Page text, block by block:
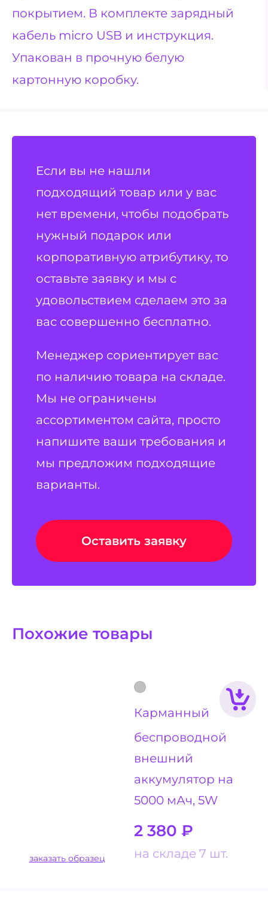
покрытием. В комплекте зарядный
кабель micro USB и инструкция.
Упакован в прочную белую
картонную коробку.
Если вы не нашли
подходящий товар или у вас
нет времени, чтобы подобрать
нужный подарок или
корпоративную атрибутику, то
оставьте заявку и мы с
удовольствием сделаем это за
вас совершенно бесплатно.
Менеджер сориентирует вас
по наличию товара на складе.
Мы не ограничены
ассортиментом сайта, просто
напишите ваши требования и
мы предложим подходящие
варианты.
Оставить заявку
Похожие товары
Карманный
беспроводной
внешний
аккумулятор на
5000 мАч, 5W
2 380 ₽
на складе 7 шт.
заказать образец